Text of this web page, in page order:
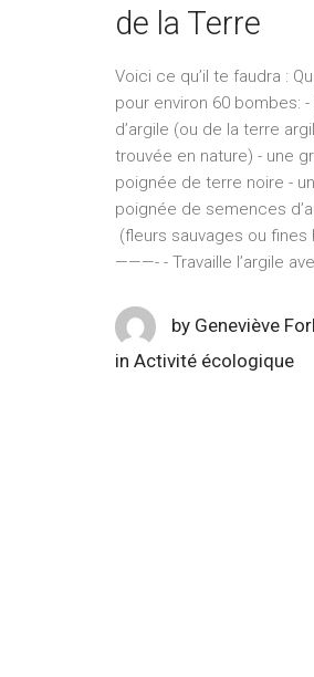
de la Terre
Voici ce qu’il te faudra :
pour environ 60 bombes: -
d’argile (ou de la terre
trouvée en nature) - une
poignée de terre noire -
poignée de semences
(fleurs sauvages ou fines
———- - Travaille l’argile
by Geneviève
in Activité écologique